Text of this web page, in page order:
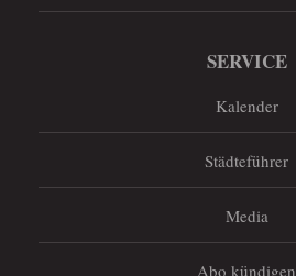
SERVICE
Kalender
Städteführer
Media
Abo kündigen